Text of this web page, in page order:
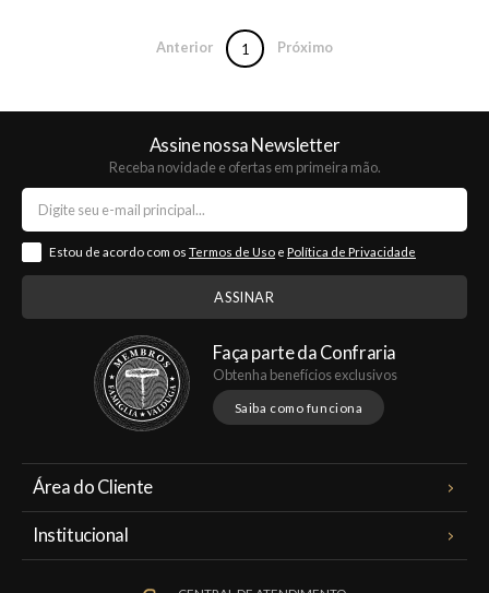
Anterior 1 Próximo
Assine nossa Newsletter
Receba novidade e ofertas em primeira mão.
Estou de acordo com os Termos de Uso e Política de Privacidade
Faça parte da Confraria
Obtenha benefícios exclusivos
Saiba como funciona
Área do Cliente
Institucional